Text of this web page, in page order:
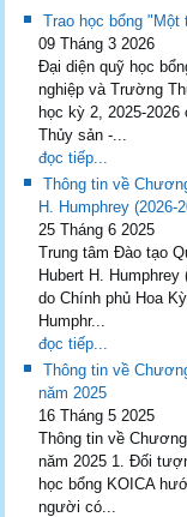
Trao học bổng "Một
09 Tháng 3 2026
Đại diện quỹ học
nghiệp và Trường
học kỳ 2, 2025-
Thủy sản -...
đọc tiếp...
Thông tin về
H. Humphrey (2026-
25 Tháng 6 2025
Trung tâm Đào tạo
Hubert H.
do Chính phủ Hoa
Humphr...
đọc tiếp...
Thông tin về
năm 2025
16 Tháng 5 2025
Thông tin về
năm 2025 1. Đối
học bổng KOICA
người có...